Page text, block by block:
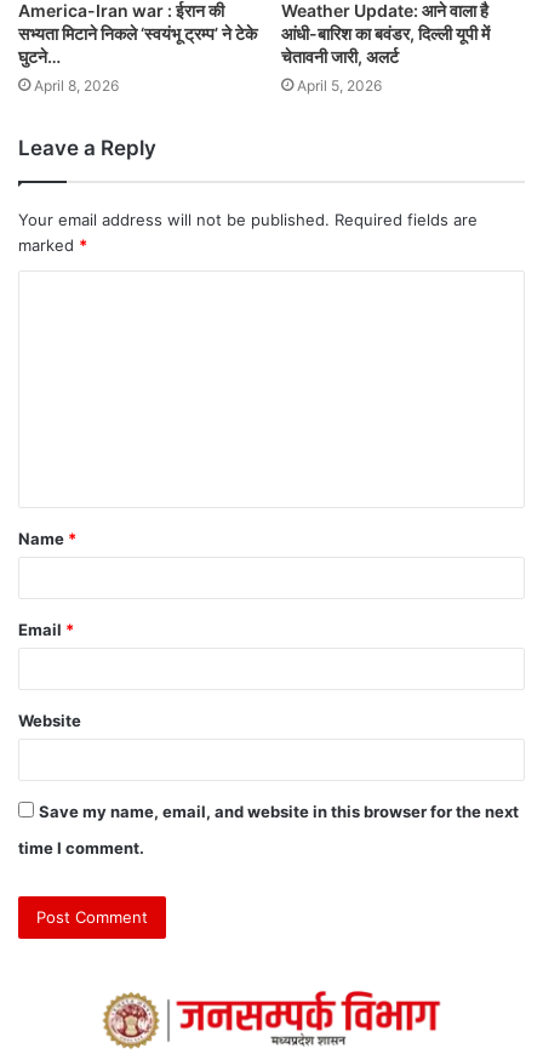
America-Iran war : ईरान की
सभ्यता मिटाने निकले ‘स्वयंभू ट्रम्प’ ने टेके
घुटने…
April 8, 2026
Weather Update: आने वाला है
आंधी-बारिश का बवंडर, दिल्ली यूपी में
चेतावनी जारी, अलर्ट
April 5, 2026
Leave a Reply
Your email address will not be published. Required fields are
marked *
Name *
Email *
Website
Save my name, email, and website in this browser for the next
time I comment.